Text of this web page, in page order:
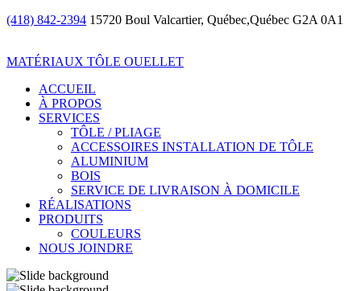
(418) 842-2394 15720 Boul Valcartier, Québec,Québec G2A 0A1
MATÉRIAUX TÔLE OUELLET
ACCUEIL
À PROPOS
SERVICES
TÔLE / PLIAGE
ACCESSOIRES INSTALLATION DE TÔLE
ALUMINIUM
BOIS
SERVICE DE LIVRAISON À DOMICILE
RÉALISATIONS
PRODUITS
COULEURS
NOUS JOINDRE